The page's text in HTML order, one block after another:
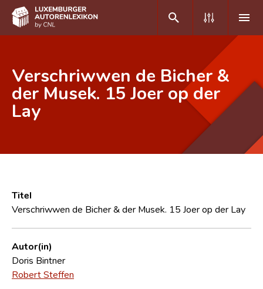
DE FR
Home
Erweiterte Suche
CNL
Forschungsgruppe
Kontakt
Verschriwwen de Bicher &
der Musek. 15 Joer op der
Lay
Titel
Verschriwwen de Bicher & der Musek. 15 Joer op der Lay
Autor(in)
Doris Bintner
Robert Steffen